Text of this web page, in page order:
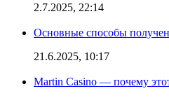
2.7.2025, 22:14
Основные способы
21.6.2025, 10:17
Martin Casino — почему